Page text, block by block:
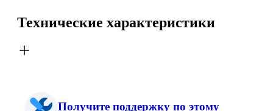
Технические характеристики
Получите поддержку по этому